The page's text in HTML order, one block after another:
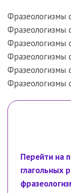
Фразеологизмы
Фразеологизмы
Фразеологизмы
Фразеологизмы
Фразеологизмы
Фразеологизмы
Перейти на
глагольных